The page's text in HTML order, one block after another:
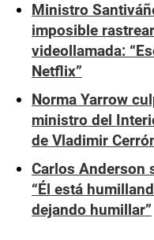
Ministro
imposible
videollamada:
Netflix”
Norma Yarrow
ministro del
de Vladimir
Carlos Anderson
“Él está
dejando humillar”